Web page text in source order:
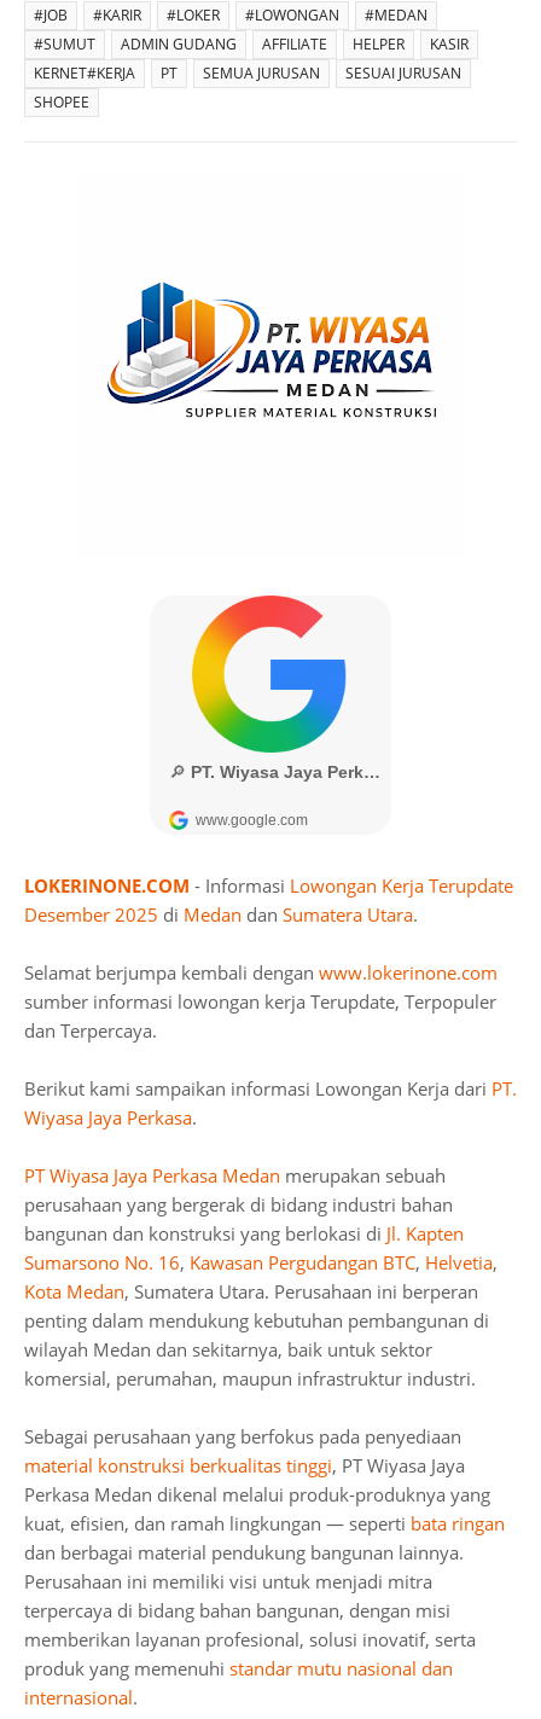
#JOB #KARIR #LOKER #LOWONGAN
#MEDAN
#SUMUT
ADMIN GUDANG AFFILIATE HELPER
KASIR
KERNET#KERJA
PT SEMUA JURUSAN
SESUAI JURUSAN
SHOPEE
LOKERINONE.COM - Informasi Lowongan Kerja Terupdate
Desember 2025 di Medan dan Sumatera Utara.
Selamat berjumpa kembali dengan www.lokerinone.com
sumber informasi lowongan kerja Terupdate, Terpopuler
dan Terpercaya.
Berikut kami sampaikan informasi Lowongan Kerja dari PT.
Wiyasa Jaya Perkasa.
PT Wiyasa Jaya Perkasa Medan merupakan sebuah
perusahaan yang bergerak di bidang industri bahan
bangunan dan konstruksi yang berlokasi di Jl. Kapten
Sumarsono No. 16, Kawasan Pergudangan BTC, Helvetia,
Kota Medan, Sumatera Utara. Perusahaan ini berperan
penting dalam mendukung kebutuhan pembangunan di
wilayah Medan dan sekitarnya, baik untuk sektor
komersial, perumahan, maupun infrastruktur industri.
Sebagai perusahaan yang berfokus pada penyediaan
material konstruksi berkualitas tinggi, PT Wiyasa Jaya
Perkasa Medan dikenal melalui produk-produknya yang
kuat, efisien, dan ramah lingkungan — seperti bata ringan
dan berbagai material pendukung bangunan lainnya.
Perusahaan ini memiliki visi untuk menjadi mitra
terpercaya di bidang bahan bangunan, dengan misi
memberikan layanan profesional, solusi inovatif, serta
produk yang memenuhi standar mutu nasional dan
internasional.